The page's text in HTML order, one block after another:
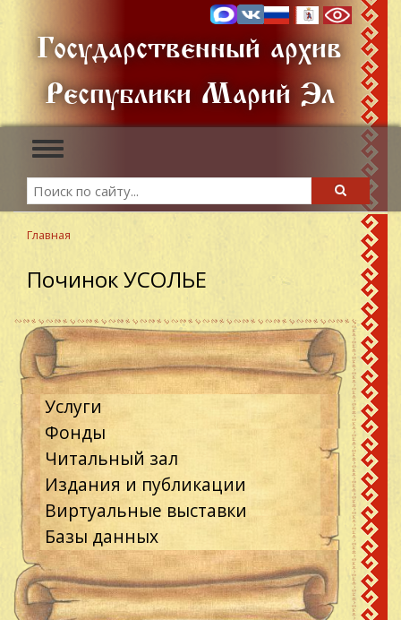
основному
содержанию
Государственный архив
Республики Марий Эл
Toggle
navigation
Search
Search
Главная
Починок УСОЛЬЕ
Услуги
Фонды
Читальный зал
Издания и публикации
Виртуальные выставки
Базы данных